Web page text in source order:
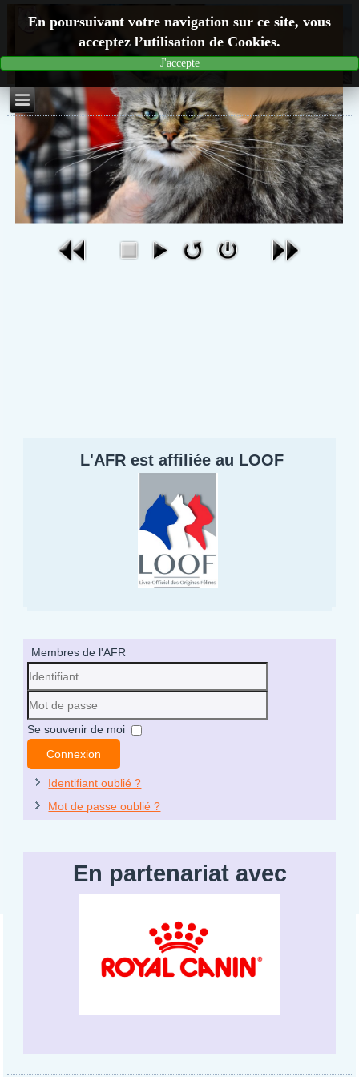
L'AFR est affiliée au LOOF
Membres de l'AFR
Identifiant
Mot
passe
Se souvenir de moi
Connexion
Identifiant oublié ?
Mot de passe oublié ?
En partenariat avec
En poursuivant votre navigation sur ce site, vous
acceptez l’utilisation de Cookies.
J'accepte